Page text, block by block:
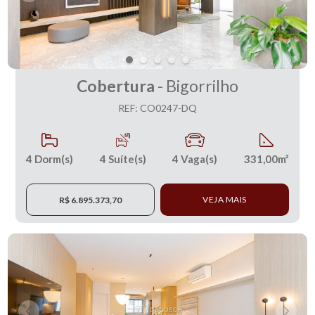
Cobertura - Bigorrilho
REF: CO0247-DQ
4 Dorm(s) 4 Suíte(s) 4 Vaga(s) 331,00m²
R$ 6.895.373,70 VEJA MAIS